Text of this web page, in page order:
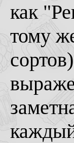
как
тому